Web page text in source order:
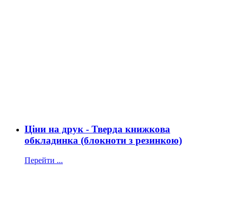
Ціни на друк - Тверда книжкова
обкладинка (блокноти з резинкою)
Перейти ...